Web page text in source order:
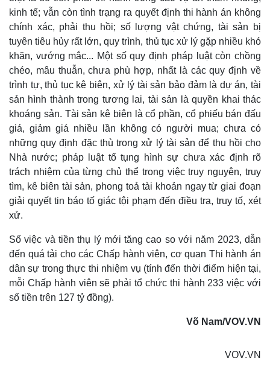
Tư vấn luật
Phân tích
Thể thao
Bóng đá
Lịch thi đấu bóng đá
Thế giới thể thao
eSports
Hậu trường
Ô tô
Xe máy
Tư vấn
kinh tế; vẫn còn tình trạng ra quyết định thi hành án không
chính xác, phải thu hồi; số lượng vật chứng, tài sản bị
tuyên tiêu hủy rất lớn, quy trình, thủ tục xử lý gặp nhiều khó
khăn, vướng mắc... Một số quy định pháp luật còn chồng
chéo, mâu thuẫn, chưa phù hợp, nhất là các quy định về
trình tự, thủ tục kê biên, xử lý tài sản bảo đảm là dự án, tài
sản hình thành trong tương lai, tài sản là quyền khai thác
khoáng sản. Tài sản kê biên là cổ phần, cổ phiếu bán đấu
giá, giảm giá nhiều lần không có người mua; chưa có
những quy định đặc thù trong xử lý tài sản để thu hồi cho
Nhà nước; pháp luật tố tụng hình sự chưa xác định rõ
trách nhiệm của từng chủ thể trong việc truy nguyên, truy
tìm, kê biên tài sản, phong toả tài khoản ngay từ giai đoạn
giải quyết tin báo tố giác tội phạm đến điều tra, truy tố, xét
xử.
Số việc và tiền thụ lý mới tăng cao so với năm 2023, dẫn
đến quá tải cho các Chấp hành viên, cơ quan Thi hành án
dân sự trong thực thi nhiệm vụ (tính đến thời điểm hiện tại,
mỗi Chấp hành viên sẽ phải tổ chức thi hành 233 việc với
số tiền trên 127 tỷ đồng).
Võ Nam/VOV.VN
VOV.VN